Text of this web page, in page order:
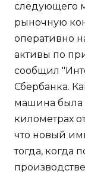
следующего
рыночную
оперативно
активы по
сообщил
Сбербанка.
машина была
километрах
что новый
тогда, когда